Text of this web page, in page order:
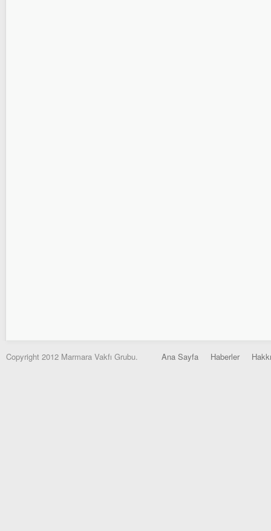
Copyright 2012 Marmara Vakfı Grubu. Ana Sayfa Haberler